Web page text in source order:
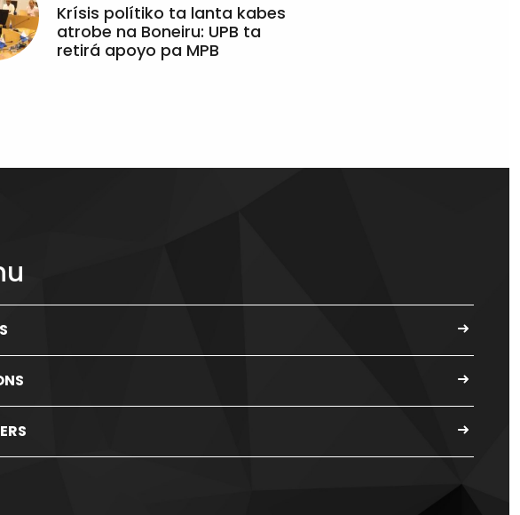
Krísis polítiko ta lanta kabes
atrobe na Boneiru: UPB ta
retirá apoyo pa MPB